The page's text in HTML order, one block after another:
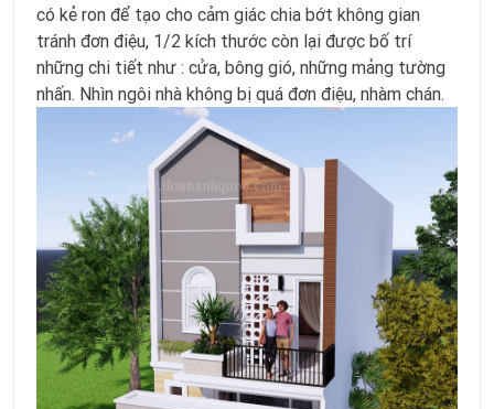
có kẻ ron để tạo cho cảm giác chia bớt không gian
tránh đơn điệu, 1/2 kích thước còn lại được bố trí
những chi tiết như : cửa, bông gió, những mảng tường
nhấn. Nhìn ngôi nhà không bị quá đơn điệu, nhàm chán.